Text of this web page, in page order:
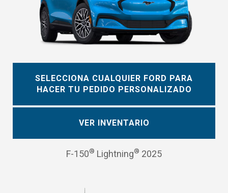
SELECCIONA CUALQUIER FORD PARA
HACER TU PEDIDO PERSONALIZADO
VER INVENTARIO
F-150® Lightning® 2025